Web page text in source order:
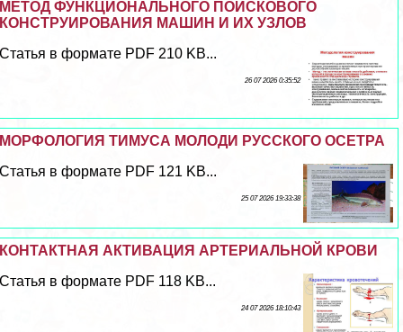
МЕТОД ФУНКЦИОНАЛЬНОГО ПОИСКОВОГО
КОНСТРУИРОВАНИЯ МАШИН И ИХ УЗЛОВ
Статья в формате PDF 210 KB...
26 07 2026 0:35:52
МОРФОЛОГИЯ ТИМУСА МОЛОДИ РУССКОГО ОСЕТРА
Статья в формате PDF 121 KB...
25 07 2026 19:33:38
КОНТАКТНАЯ АКТИВАЦИЯ АРТЕРИАЛЬНОЙ КРОВИ
Статья в формате PDF 118 KB...
24 07 2026 18:10:43